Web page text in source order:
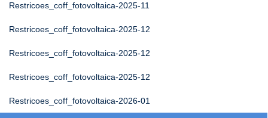
Restricoes_coff_fotovoltaica-2025-11
Restricoes_coff_fotovoltaica-2025-12
Restricoes_coff_fotovoltaica-2025-12
Restricoes_coff_fotovoltaica-2025-12
Restricoes_coff_fotovoltaica-2026-01